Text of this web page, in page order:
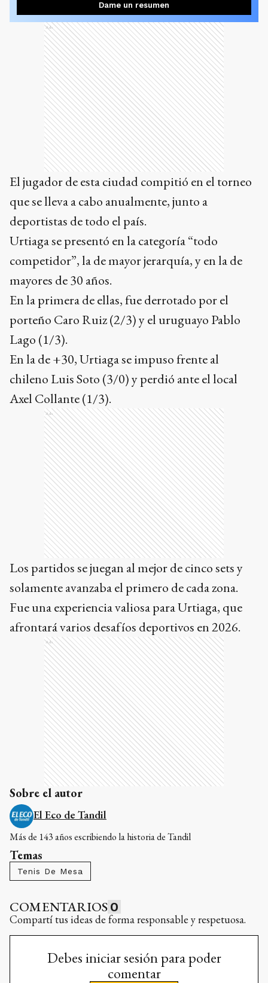
Dame un resumen
Ads
El jugador de esta ciudad compitió en el torneo
que se lleva a cabo anualmente, junto a
deportistas de todo el país.
Urtiaga se presentó en la categoría “todo
competidor”, la de mayor jerarquía, y en la de
mayores de 30 años.
En la primera de ellas, fue derrotado por el
porteño Caro Ruiz (2/3) y el uruguayo Pablo
Lago (1/3).
En la de +30, Urtiaga se impuso frente al
chileno Luis Soto (3/0) y perdió ante el local
Axel Collante (1/3).
Ads
Los partidos se juegan al mejor de cinco sets y
solamente avanzaba el primero de cada zona.
Fue una experiencia valiosa para Urtiaga, que
afrontará varios desafíos deportivos en 2026.
Ads
Sobre el autor
El Eco de Tandil
Más de 143 años escribiendo la historia de Tandil
Temas
Tenis De Mesa
COMENTARIOS 0
Compartí tus ideas de forma responsable y respetuosa.
Debes iniciar sesión para poder
comentar